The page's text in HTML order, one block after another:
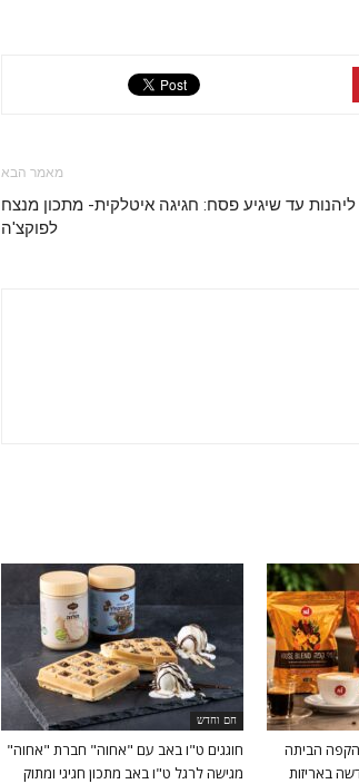
מאמר הבא
ליהנות עד שיגיע פסח: חגיגה איטלקית- מתכון מנצח
לפוקצ'ה
הקפה הביתה
באריזות
חם וחדש
חוגגים ט"ו באב עם "אחוה" חברת "אחוה"
מגישה לרגל ט"ו באב מתכון חגיגי ומתוק